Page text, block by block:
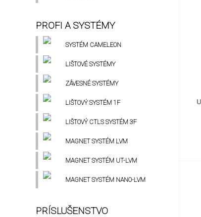
PROFI A SYSTÉMY
SYSTÉM CAMELEON
LIŠTOVÉ SYSTÉMY
ZÁVESNÉ SYSTÉMY
LIŠTOVÝ SYSTÉM 1F
LIŠTOVÝ CTLS SYSTÉM 3F
MAGNET SYSTÉM LVM
MAGNET SYSTÉM UT-LVM
MAGNET SYSTÉM NANO-LVM
PRÍSLUŠENSTVO